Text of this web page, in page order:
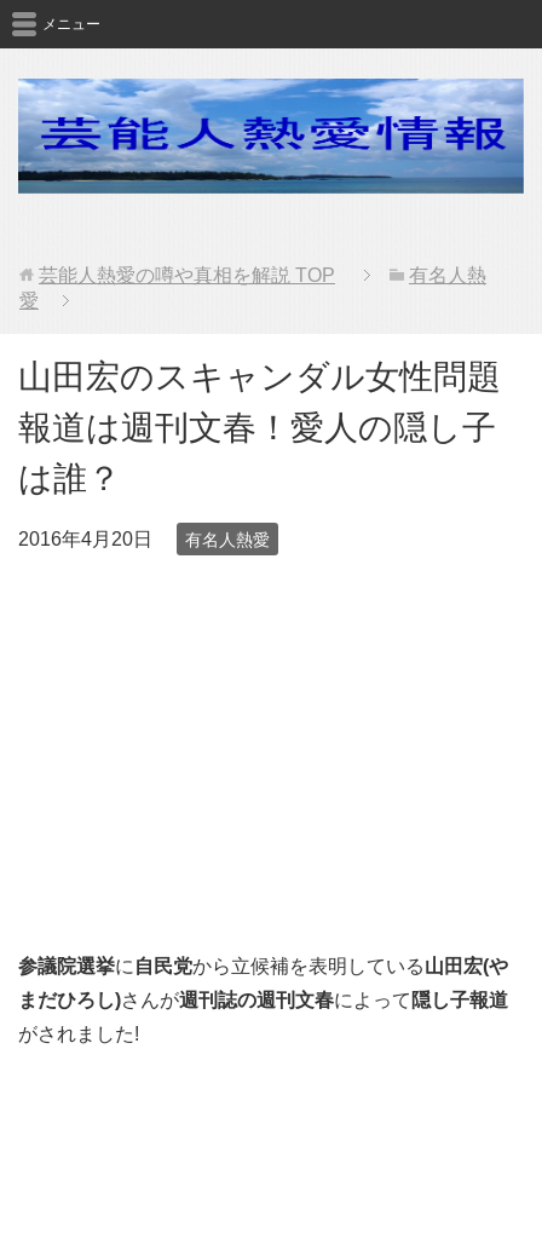
メニュー
芸能人熱愛の噂や真相を解説 TOP
有名人熱
愛
山田宏のスキャンダル女性問題
報道は週刊文春！愛人の隠し子
は誰？
2016年4月20日 有名人熱愛
参議院選挙に 自民党から立候補を表明している山田宏(や
まだひろし)さんが週刊誌の週刊文春によって 隠し子報道
がされました!